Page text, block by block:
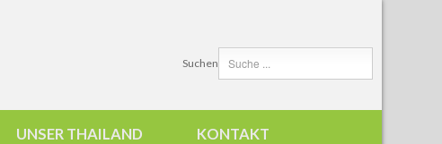
Suchen
UNSER THAILAND KONTAKT